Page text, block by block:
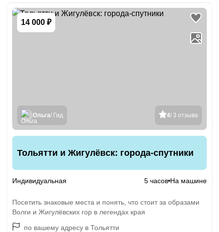
14 000 ₽
4/ 3 отзыва
Ольга/ Гид
Тольятти и Жигулёвск: города-спутники
Индивидуальная 5 часов На машине
Посетить знаковые места и понять, что стоит за образами
Волги и Жигулёвских гор в легендах края
по вашему адресу в Тольятти